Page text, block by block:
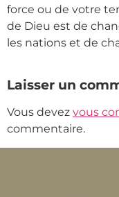
force ou de votre
de Dieu est de
les nations et de
Laisser un
Vous devez vous
commentaire.